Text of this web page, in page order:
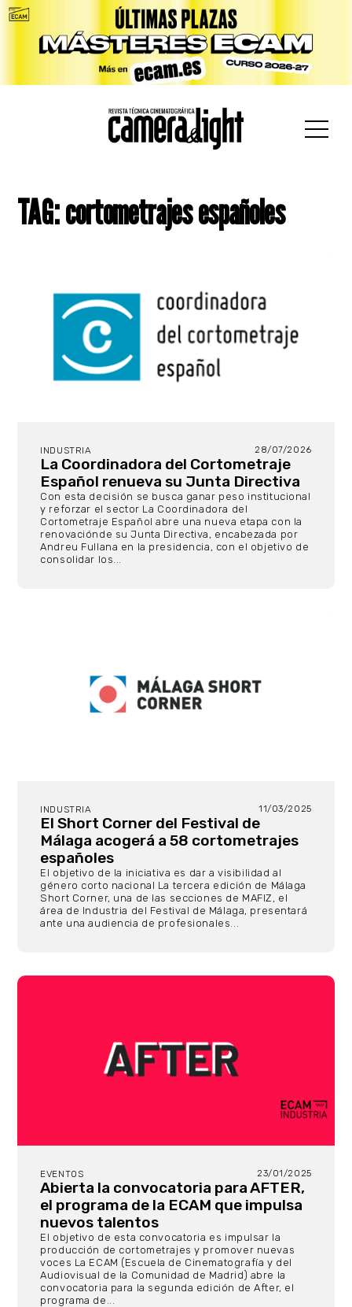
TAG: cortometrajes españoles
INDUSTRIA 28/07/2026
La Coordinadora del Cortometraje
Español renueva su Junta Directiva
Con esta decisión se busca ganar peso institucional
y reforzar el sector La Coordinadora del
Cortometraje Español abre una nueva etapa con la
renovaciónde su Junta Directiva, encabezada por
Andreu Fullana en la presidencia, con el objetivo de
consolidar los...
INDUSTRIA 11/03/2025
El Short Corner del Festival de
Málaga acogerá a 58 cortometrajes
españoles
El objetivo de la iniciativa es dar a visibilidad al
género corto nacional La tercera edición de Málaga
Short Corner, una de las secciones de MAFIZ, el
área de Industria del Festival de Málaga, presentará
ante una audiencia de profesionales...
EVENTOS 23/01/2025
Abierta la convocatoria para AFTER,
el programa de la ECAM que impulsa
nuevos talentos
El objetivo de esta convocatoria es impulsar la
producción de cortometrajes y promover nuevas
voces La ECAM (Escuela de Cinematografía y del
Audiovisual de la Comunidad de Madrid) abre la
convocatoria para la segunda edición de After, el
programa de...